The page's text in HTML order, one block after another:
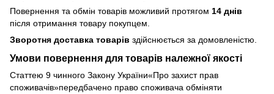
Повернення та обмін товарів можливий протягом 14 днів
після отримання товару покупцем.
Зворотня доставка товарів здійснюється за домовленістю.
Умови повернення для товарів належної якості
Статтею 9 чинного Закону України«Про захист прав
споживачів»передбачено право споживача обміняти